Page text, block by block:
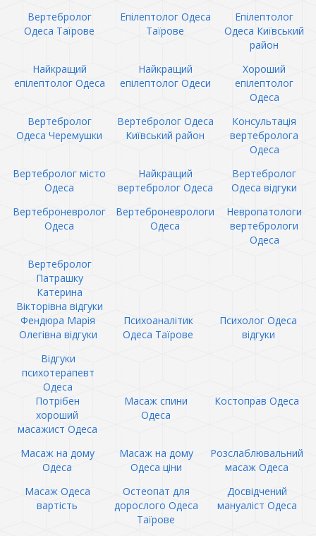
Вертебролог
Одеса Таїрове
Епілептолог Одеса
Таїрове
Епілептолог
Одеса Київський
район
Найкращий
епілептолог Одеса
Найкращий
епілептолог Одеси
Хороший
епілептолог
Одеса
Вертебролог
Одеса Черемушки
Вертебролог Одеса
Київський район
Консультація
вертебролога
Одеса
Вертебролог місто
Одеса
Найкращий
вертебролог Одеса
Вертебролог
Одеса відгуки
Вертеброневролог
Одеса
Вертеброневрологи
Одеса
Невропатологи
вертебрологи
Одеса
Вертебролог
Патрашку
Катерина
Вікторівна відгуки
Фендюра Марія
Олегівна відгуки
Психоаналітик
Одеса Таїрове
Психолог Одеса
відгуки
Відгуки
психотерапевт
Одеса
Потрібен
хороший
масажист Одеса
Масаж спини
Одеса
Костоправ Одеса
Масаж на дому
Одеса
Масаж на дому
Одеса ціни
Розслаблювальний
масаж Одеса
Масаж Одеса
вартість
Остеопат для
дорослого Одеса
Таїрове
Досвідчений
мануаліст Одеса